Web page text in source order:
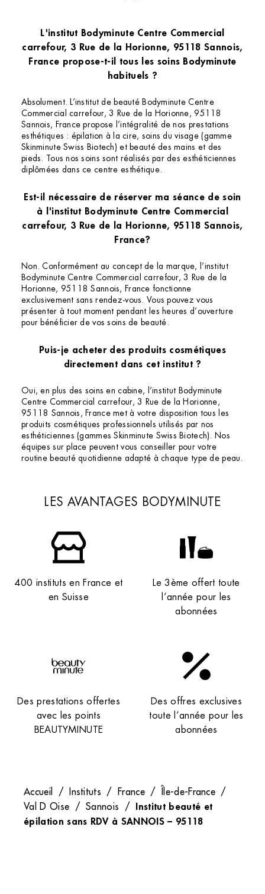
L'institut Bodyminute Centre Commercial
carrefour, 3 Rue de la Horionne, 95118 Sannois,
France propose-t-il tous les soins Bodyminute
habituels ?
Absolument. L’institut de beauté Bodyminute Centre
Commercial carrefour, 3 Rue de la Horionne, 95118
Sannois, France propose l’intégralité de nos prestations
esthétiques : épilation à la cire, soins du visage (gamme
Skinminute Swiss Biotech) et beauté des mains et des
pieds. Tous nos soins sont réalisés par des esthéticiennes
diplômées dans ce centre esthétique.
Est-il nécessaire de réserver ma séance de soin
à l'institut Bodyminute Centre Commercial
carrefour, 3 Rue de la Horionne, 95118 Sannois,
France?
Non. Conformément au concept de la marque, l’institut
Bodyminute Centre Commercial carrefour, 3 Rue de la
Horionne, 95118 Sannois, France fonctionne
exclusivement sans rendez-vous. Vous pouvez vous
présenter à tout moment pendant les heures d’ouverture
pour bénéficier de vos soins de beauté.
Puis-je acheter des produits cosmétiques
directement dans cet institut ?
Oui, en plus des soins en cabine, l’institut Bodyminute
Centre Commercial carrefour, 3 Rue de la Horionne,
95118 Sannois, France met à votre disposition tous les
produits cosmétiques professionnels utilisés par nos
esthéticiennes (gammes Skinminute Swiss Biotech). Nos
équipes sur place peuvent vous conseiller pour votre
routine beauté quotidienne adapté à chaque type de peau.
LES AVANTAGES BODYMINUTE
400 instituts en France et
en Suisse
Le 3ème offert toute
l’année pour les
abonnées
Des prestations offertes
avec les points
BEAUTYMINUTE
Des offres exclusives
toute l’année pour les
abonnées
Accueil / Instituts / France / Île-de-France /
Val D Oise / Sannois / Institut beauté et
épilation sans RDV à SANNOIS – 95118